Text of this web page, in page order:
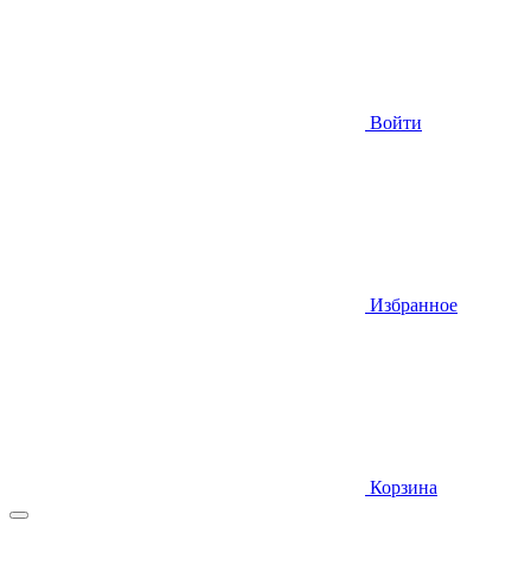
Войти
Избранное
Корзина